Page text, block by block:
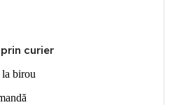
curier
la birou